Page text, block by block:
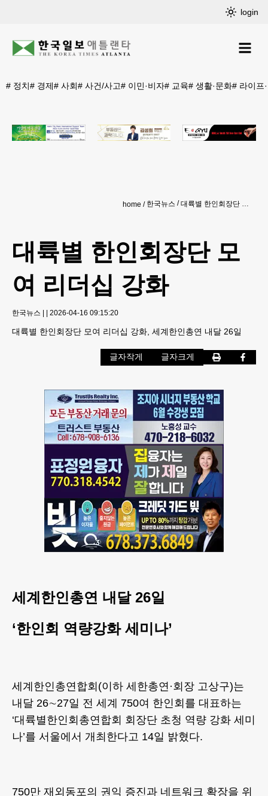
login
# 정치# 경제# 사회# 사건/사고# 이민·비자# 교육# 생활·문화# 라이프
home 한국뉴스 대륙별 한인회장단 모여 리더십 강화
대륙별 한인회장단 모
여 리더십 강화
한국뉴스 | | 2026-04-16 09:15:20
대륙별 한인회장단 모여 리더십 강화, 세계한인총연 내달 26일
글자작게 글자크게
세계한인총연 내달 26일
‘한인회 역량강화 세미나’
세계한인총연합회(이하 세한총연·회장 고상구)는
내달 26∼27일 전 세계 750여 한인회를 대표하는
‘대륙별한인회총연합회 회장단 초청 역량 강화 세미
나’를 서울에서 개최한다고 14일 밝혔다.
750만 재외동포의 권익 증진과 네트워크 확장을 위